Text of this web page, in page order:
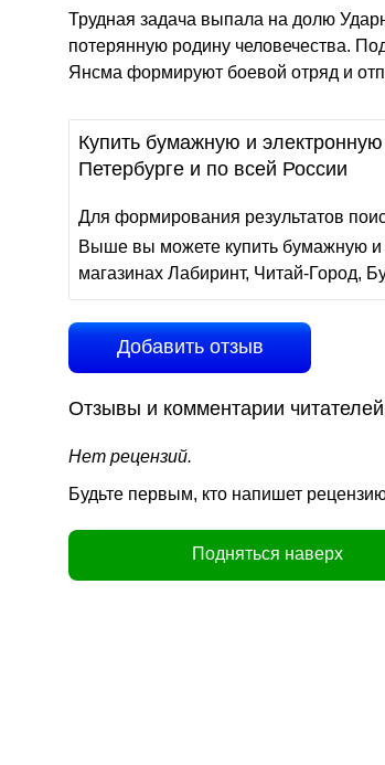
Трудная задача выпала на долю
потерянную родину человечества.
Янсма формируют боевой отряд и
Купить бумажную и
Петербурге и по всей России
Для формирования результатов
Выше вы можете купить бумажную и
магазинах Лабиринт, Читай-Город,
Добавить отзыв
Отзывы и комментарии читателей
Нет рецензий.
Будьте первым, кто напишет
Подняться наверх